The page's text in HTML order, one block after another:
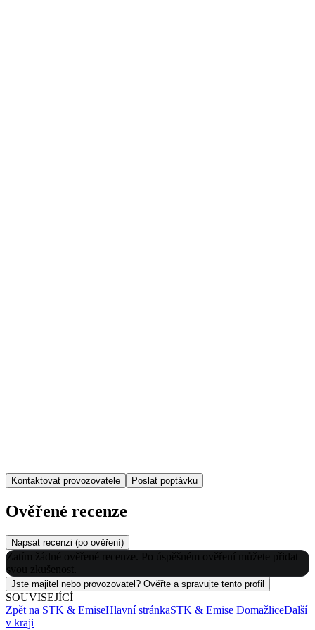
Kontaktovat provozovatele Poslat poptávku
Ověřené recenze
Napsat recenzi (po ověření)
Zatím žádné ověřené recenze. Po úspěšném ověření můžete přidat
svou zkušenost.
Jste majitel nebo provozovatel? Ověřte a spravujte tento profil
SOUVISEJÍCÍ
Zpět na STK & EmiseHlavní stránkaSTK & Emise DomažliceDalší
v kraji